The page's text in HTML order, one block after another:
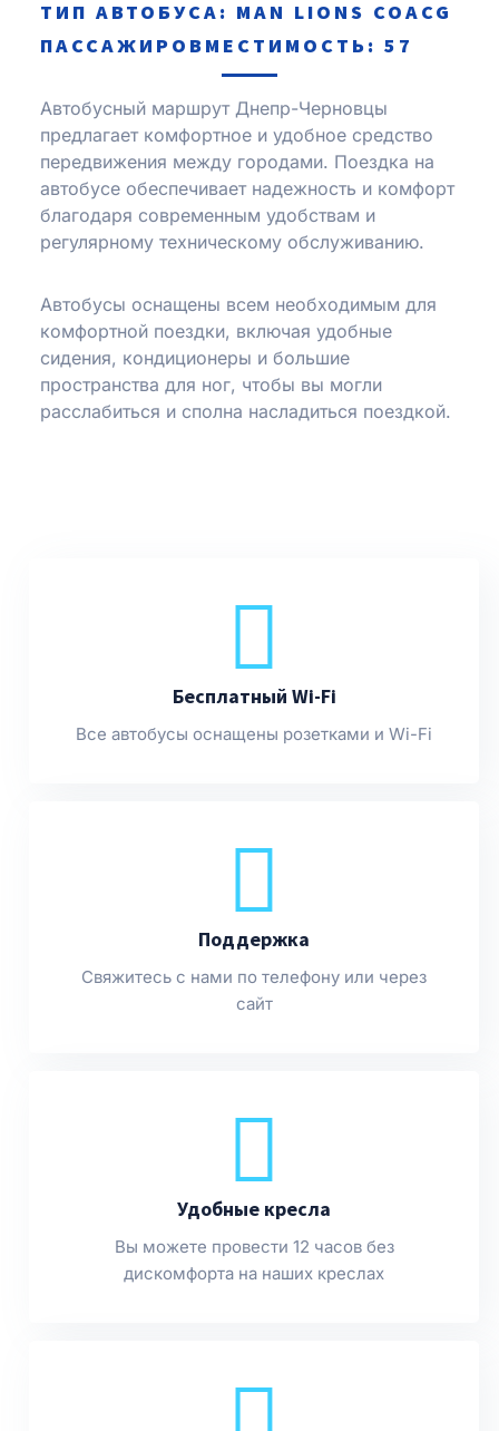
ТИП АВТОБУСА: MAN LІONS COACG
ПАССАЖИРОВМЕСТИМОСТЬ: 57
Автобусный маршрут Днепр-Черновцы
предлагает комфортное и удобное средство
передвижения между городами. Поездка на
автобусе обеспечивает надежность и комфорт
благодаря современным удобствам и
регулярному техническому обслуживанию.
Автобусы оснащены всем необходимым для
комфортной поездки, включая удобные
сидения, кондиционеры и большие
пространства для ног, чтобы вы могли
расслабиться и сполна насладиться поездкой.
Бесплатный Wi-Fi
Все автобусы оснащены розетками и Wi-Fi
Поддержка
Свяжитесь с нами по телефону или через
сайт
Удобные кресла
Вы можете провести 12 часов без
дискомфорта на наших креслах